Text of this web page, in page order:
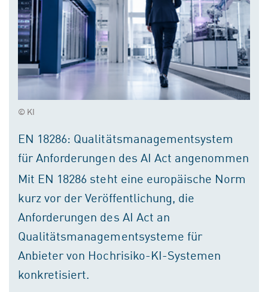
© KI
EN 18286: Qualitätsmanagementsystem
für Anforderungen des AI Act angenommen
Mit EN 18286 steht eine europäische Norm
kurz vor der Veröffentlichung, die
Anforderungen des AI Act an
Qualitätsmanagementsysteme für
Anbieter von Hochrisiko-KI-Systemen
konkretisiert.